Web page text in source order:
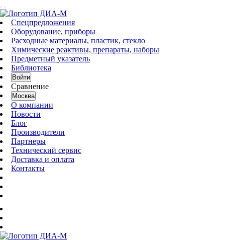
Спецпредложения
Оборудование, приборы
Расходные материалы, пластик, стекло
Химические реактивы, препараты, наборы
Предметный указатель
Библиотека
Войти
Сравнение
Москва
О компании
Новости
Блог
Производители
Партнеры
Технический сервис
Доставка и оплата
Контакты